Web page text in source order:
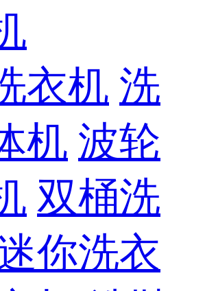
衣机 洗
机 波轮
双桶洗
你洗衣